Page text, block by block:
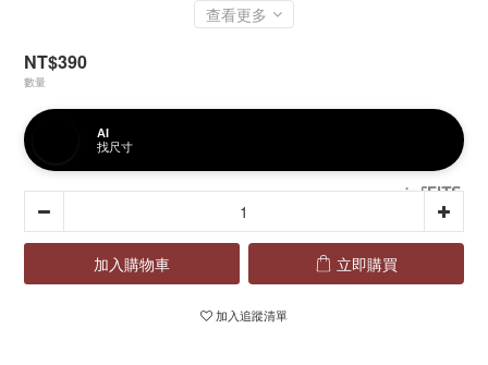
查看更多
NT$390
數量
AI
找尺寸
加入購物車 立即購買
加入追蹤清單